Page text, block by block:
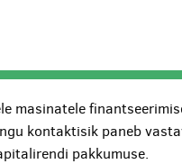
masinatele
kontaktisik paneb
pakkumuse.